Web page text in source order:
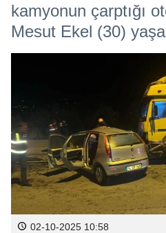
kamyonun çarptığı
Mesut Ekel (30)
02-10-2025 10:58